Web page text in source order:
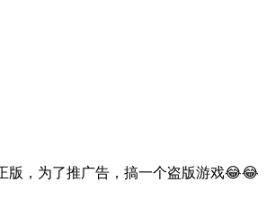
版，为了推广告，搞一个盗版游戏😂😂